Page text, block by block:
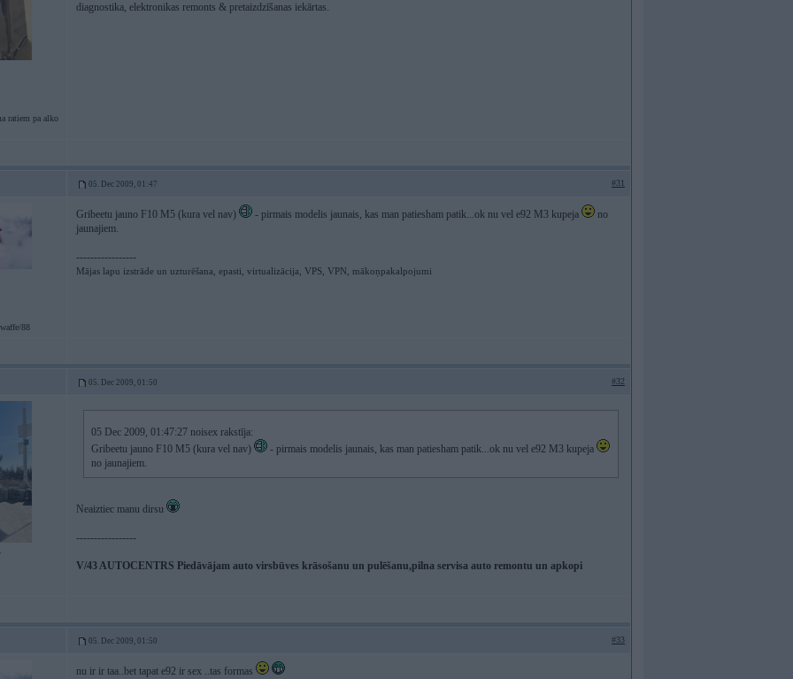
ratiem pa alko
diagnostika, elektronikas remonts & pretaizdzīšanas iekārtas.
05. Dec 2009, 01:47 #31
88
Gribeetu jauno F10 M5 (kura vel nav) - pirmais modelis jaunais, kas man patiesham patik...ok nu vel e92 M3 kupeja
no
jaunajiem.
-----------------
Mājas lapu izstrāde un uzturēšana, epasti, virtualizācija, VPS, VPN, mākoņpakalpojumi
05. Dec 2009, 01:50 #32
05 Dec 2009, 01:47:27 noisex rakstīja:
Gribeetu jauno F10 M5 (kura vel nav)
- pirmais modelis jaunais, kas man patiesham patik...ok nu vel e92 M3 kupeja
no jaunajiem.
Neaiztiec manu dirsu
-----------------
V/43 AUTOCENTRS Piedāvājam auto virsbūves krāsošanu un pulēšanu,pilna servisa auto remontu un apkopi
05. Dec 2009, 01:50 #33
nu ir ir taa..bet tapat e92 ir sex ..tas formas